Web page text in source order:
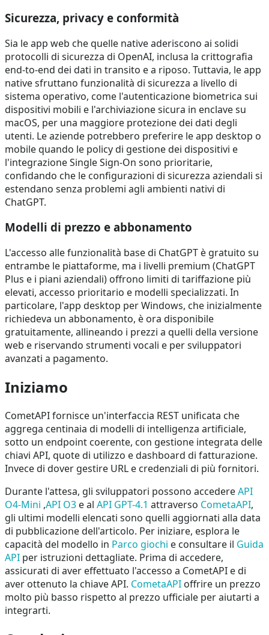
Sicurezza, privacy e conformità
Sia le app web che quelle native aderiscono ai solidi
protocolli di sicurezza di OpenAI, inclusa la crittografia
end-to-end dei dati in transito e a riposo. Tuttavia, le app
native sfruttano funzionalità di sicurezza a livello di
sistema operativo, come l'autenticazione biometrica sui
dispositivi mobili e l'archiviazione sicura in enclave su
macOS, per una maggiore protezione dei dati degli
utenti. Le aziende potrebbero preferire le app desktop o
mobile quando le policy di gestione dei dispositivi e
l'integrazione Single Sign-On sono prioritarie,
confidando che le configurazioni di sicurezza aziendali si
estendano senza problemi agli ambienti nativi di
ChatGPT.
Modelli di prezzo e abbonamento
L'accesso alle funzionalità base di ChatGPT è gratuito su
entrambe le piattaforme, ma i livelli premium (ChatGPT
Plus e i piani aziendali) offrono limiti di tariffazione più
elevati, accesso prioritario e modelli specializzati. In
particolare, l'app desktop per Windows, che inizialmente
richiedeva un abbonamento, è ora disponibile
gratuitamente, allineando i prezzi a quelli della versione
web e riservando strumenti vocali e per sviluppatori
avanzati a pagamento.
Iniziamo
CometAPI fornisce un'interfaccia REST unificata che
aggrega centinaia di modelli di intelligenza artificiale,
sotto un endpoint coerente, con gestione integrata delle
chiavi API, quote di utilizzo e dashboard di fatturazione.
Invece di dover gestire URL e credenziali di più fornitori.
Durante l'attesa, gli sviluppatori possono accedereAPI
O4-Mini ,API O3 e al API GPT-4.1 attraverso CometaAPI,
gli ultimi modelli elencati sono quelli aggiornati alla data
di pubblicazione dell'articolo. Per iniziare, esplora le
capacità del modello in Parco giochi e consultare il Guida
API per istruzioni dettagliate. Prima di accedere,
assicurati di aver effettuato l'accesso a CometAPI e di
aver ottenuto la chiave API. CometaAPI offrire un prezzo
molto più basso rispetto al prezzo ufficiale per aiutarti a
integrarti.